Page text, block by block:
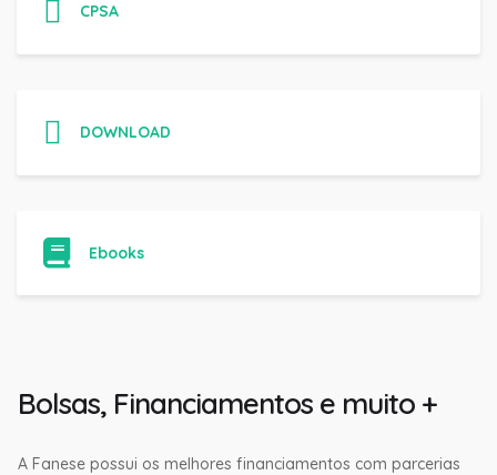
CPSA
DOWNLOAD
Ebooks
Bolsas, Financiamentos e muito +
A Fanese possui os melhores financiamentos com parcerias